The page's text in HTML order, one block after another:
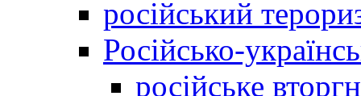
російський
Російсько-
російське